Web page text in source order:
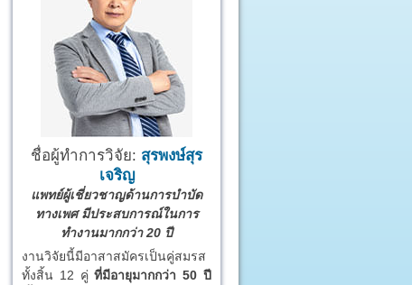
ชื่อผู้ทำการวิจัย: สุรพงษ์สุร
เจริญ
แพทย์ผู้เชี่ยวชาญด้านการบำบัด
ทางเพศ มีประสบการณ์ในการ
ทำงานมากกว่า 20 ปี
งานวิจัยนี้มีอาสาสมัครเป็นคู่สมรส
ทั้งสิ้น 12 คู่ที่มีอายุมากกว่า 50 ปี